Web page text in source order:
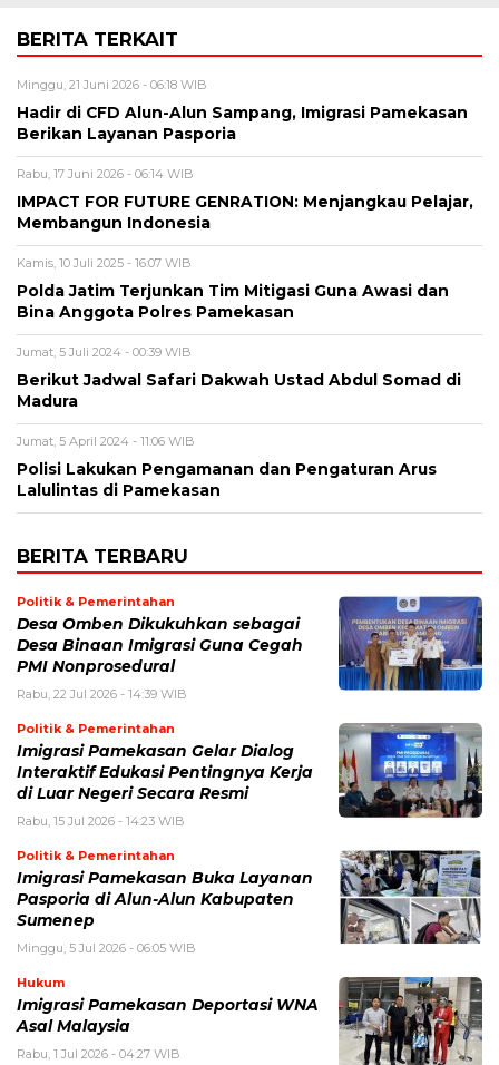
BERITA TERKAIT
Minggu, 21 Juni 2026 - 06:18 WIB
Hadir di CFD Alun-Alun Sampang, Imigrasi Pamekasan
Berikan Layanan Pasporia
Rabu, 17 Juni 2026 - 06:14 WIB
IMPACT FOR FUTURE GENRATION: Menjangkau Pelajar,
Membangun Indonesia
Kamis, 10 Juli 2025 - 16:07 WIB
Polda Jatim Terjunkan Tim Mitigasi Guna Awasi dan
Bina Anggota Polres Pamekasan
Jumat, 5 Juli 2024 - 00:39 WIB
Berikut Jadwal Safari Dakwah Ustad Abdul Somad di
Madura
Jumat, 5 April 2024 - 11:06 WIB
Polisi Lakukan Pengamanan dan Pengaturan Arus
Lalulintas di Pamekasan
BERITA TERBARU
Politik & Pemerintahan
Desa Omben Dikukuhkan sebagai
Desa Binaan Imigrasi Guna Cegah
PMI Nonprosedural
Rabu, 22 Jul 2026 - 14:39 WIB
Politik & Pemerintahan
Imigrasi Pamekasan Gelar Dialog
Interaktif Edukasi Pentingnya Kerja
di Luar Negeri Secara Resmi
Rabu, 15 Jul 2026 - 14:23 WIB
Politik & Pemerintahan
Imigrasi Pamekasan Buka Layanan
Pasporia di Alun-Alun Kabupaten
Sumenep
Minggu, 5 Jul 2026 - 06:05 WIB
Hukum
Imigrasi Pamekasan Deportasi WNA
Asal Malaysia
Rabu, 1 Jul 2026 - 04:27 WIB